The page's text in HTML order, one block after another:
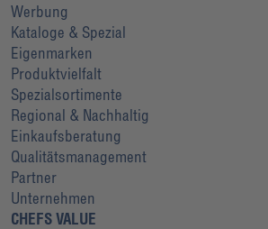
Werbung
Kataloge & Spezial
Eigenmarken
Produktvielfalt
Spezialsortimente
Regional & Nachhaltig
Einkaufsberatung
Qualitätsmanagement
Partner
Unternehmen
CHEFS VALUE